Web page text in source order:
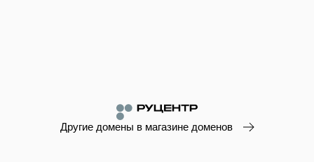
Другие домены в магазине доменов